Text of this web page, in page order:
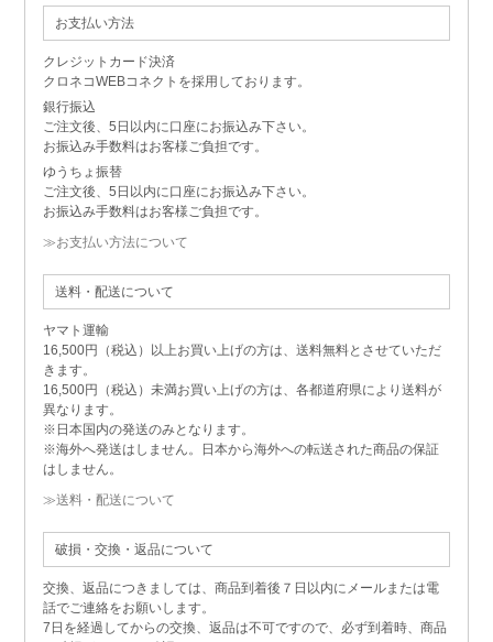
お支払い方法
クレジットカード決済
クロネコWEBコネクトを採用しております。
銀行振込
ご注文後、5日以内に口座にお振込み下さい。
お振込み手数料はお客様ご負担です。
ゆうちょ振替
ご注文後、5日以内に口座にお振込み下さい。
お振込み手数料はお客様ご負担です。
≫お支払い方法について
送料・配送について
ヤマト運輸
16,500円（税込）以上お買い上げの方は、送料無料とさせていただ
きます。
16,500円（税込）未満お買い上げの方は、各都道府県により送料が
異なります。
※日本国内の発送のみとなります。
※海外へ発送はしません。日本から海外への転送された商品の保証
はしません。
≫送料・配送について
破損・交換・返品について
交換、返品につきましては、商品到着後７日以内にメールまたは電
話でご連絡をお願いします。
7日を経過してからの交換、返品は不可ですので、必ず到着時、商品